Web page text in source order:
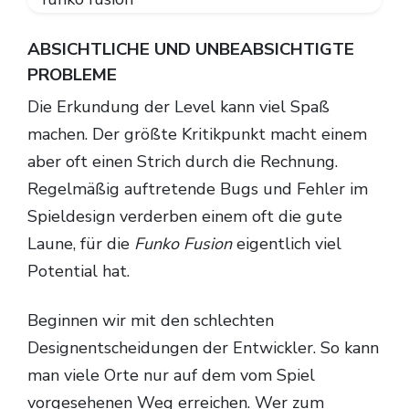
ABSICHTLICHE UND UNBEABSICHTIGTE
PROBLEME
Die Erkundung der Level kann viel Spaß
machen. Der größte Kritikpunkt macht einem
aber oft einen Strich durch die Rechnung.
Regelmäßig auftretende Bugs und Fehler im
Spieldesign verderben einem oft die gute
Laune, für die Funko Fusioneigentlich viel
Potential hat.
Beginnen wir mit den schlechten
Designentscheidungen der Entwickler. So kann
man viele Orte nur auf dem vom Spiel
vorgesehenen Weg erreichen. Wer zum